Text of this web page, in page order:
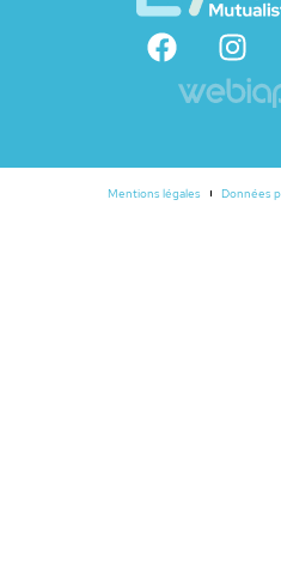
Mentions légales Données